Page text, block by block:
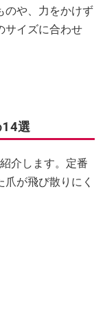
のや、力をかけず
サイズに合わせ
選
介します。定番
が飛び散りにく